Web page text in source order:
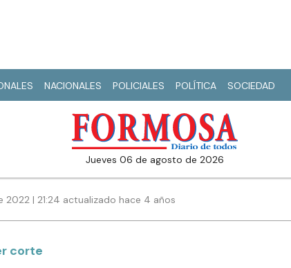
NACIONALES POLICIALES POLÍTICA SOCIEDAD
jueves 06 de agosto de 2026
2022 | 21:24 actualizado hace 4 años
corte